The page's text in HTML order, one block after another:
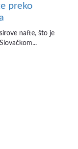
preko
nafte, što je